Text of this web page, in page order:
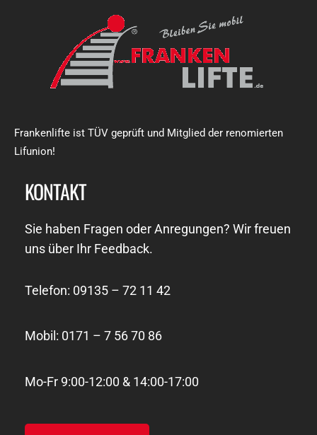
Frankenlifte ist TÜV geprüft und Mitglied der renomierten
Lifunion!
KONTAKT
Sie haben Fragen oder Anregungen? Wir freuen
uns über Ihr Feedback.
Telefon: 09135 – 72 11 42
Mobil: 0171 – 7 56 70 86
Mo-Fr 9:00-12:00 & 14:00-17:00